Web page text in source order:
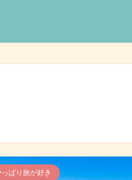
ぱり旅が好き